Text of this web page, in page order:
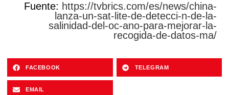
Fuente: https://tvbrics.com/es/news/china-
lanza-un-sat-lite-de-detecci-n-de-la-
salinidad-del-oc-ano-para-mejorar-la-
recogida-de-datos-ma/
FACEBOOK TELEGRAM
EMAIL